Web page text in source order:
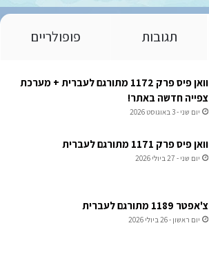
תגובות פופולריים
וואן פיס פרק 1172 מתורגם לעברית + מערכת
צפייה חדשה באתר!
יום שני - 3 באוגוסט 2026
וואן פיס פרק 1171 מתורגם לעברית
יום שני - 27 ביולי 2026
צ'אפטר 1189 מתורגם לעברית
יום ראשון - 26 ביולי 2026